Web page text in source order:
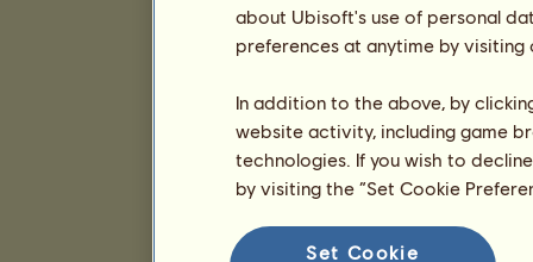
about Ubisoft's use of personal
preferences at anytime by
In addition to the above, by
website activity, including game
technologies. If you wish to
by visiting the “Set Cookie
Set Cookie